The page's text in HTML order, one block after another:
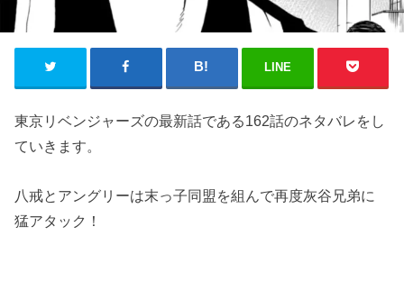
LINE
東京リベンジャーズの最新話である162話のネタバレをし
ていきます。
八戒とアングリーは末っ子同盟を組んで再度灰谷兄弟に
猛アタック！